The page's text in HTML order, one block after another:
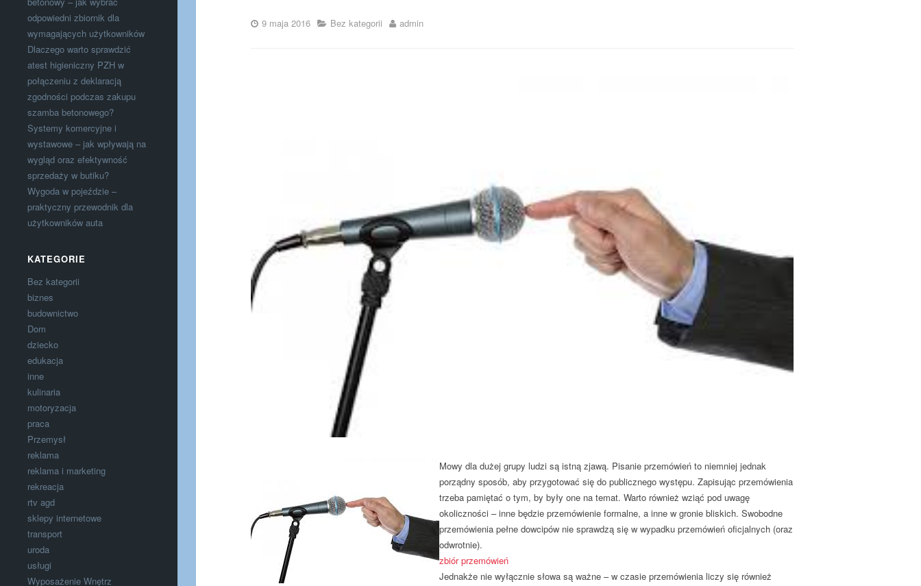
odpowiedni zbiornik dla
wymagających użytkowników
Dlaczego warto sprawdzić
atest higieniczny PZH w
połączeniu z deklaracją
zgodności podczas zakupu
szamba betonowego?
Systemy komercyjne i
wystawowe – jak wpływają na
wygląd oraz efektywność
sprzedaży w butiku?
Wygoda w pojeździe –
praktyczny przewodnik dla
użytkowników auta
KATEGORIE
Bez kategorii
biznes
budownictwo
Dom
dziecko
edukacja
inne
kulinaria
motoryzacja
praca
Przemysł
reklama
reklama i marketing
rekreacja
rtv agd
sklepy internetowe
transport
uroda
usługi
Wyposażenie Wnętrz
9 maja 2016 Bez kategorii admin
Mowy dla dużej grupy ludzi są istną zjawą. Pisanie przemówień to niemniej jednak
porządny sposób, aby przygotować się do publicznego występu. Zapisując przemówienia
trzeba pamiętać o tym, by były one na temat. Warto również wziąć pod uwagę
okoliczności – inne będzie przemówienie formalne, a inne w gronie bliskich. Swobodne
przemówienia pełne dowcipów nie sprawdzą się w wypadku przemówień oficjalnych (oraz
odwrotnie).
zbiór przemówień
Jednakże nie wyłącznie słowa są ważne – w czasie przemówienia liczy się również